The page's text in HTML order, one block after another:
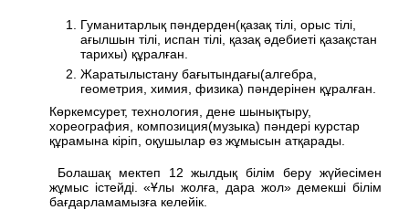
Гуманитарлық пәндерден(қазақ тілі, орыс тілі,
ағылшын тілі, испан тілі, қазақ әдебиеті қазақстан
тарихы) құралған.
Жаратылыстану бағытындағы(алгебра,
геометрия, химия, физика) пәндерінен құралған.
Көркемсурет, технология, дене шынықтыру,
хореография, композиция(музыка) пәндері курстар
құрамына кіріп, оқушылар өз жұмысын атқарады.
Болашақ мектеп 12 жылдық білім беру жүйесімен
жұмыс істейді. «Ұлы жолға, дара жол» демекші білім
бағдарламамызға келейік.